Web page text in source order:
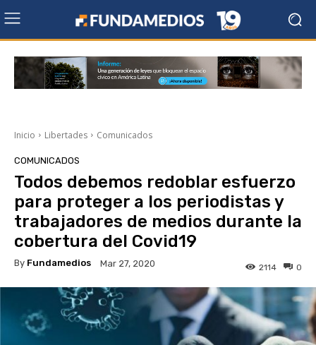
Inicio Libertades Comunicados
COMUNICADOS
Todos debemos redoblar esfuerzo
para proteger a los periodistas y
trabajadores de medios durante la
cobertura del Covid19
By Fundamedios Mar 27, 2020 0
2114